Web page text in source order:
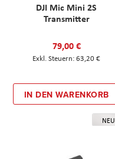
DJI Mic Mini 2S
Transmitter
79,00 €
63,20 €
IN DEN WARENKORB
NEU